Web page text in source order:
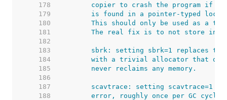
   178
   179
   180
   181
   182
   183
   184
   185
   186
   187
   188